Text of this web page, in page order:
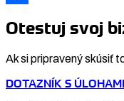
Otestuj svoj
Ak si pripravený skúsiť
DOTAZNÍK S ÚLOHAMI